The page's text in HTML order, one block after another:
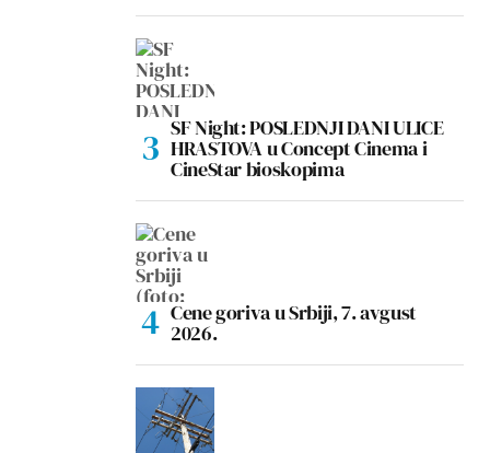
SF Night: POSLEDNJI DANI ULICE
HRASTOVA u Concept Cinema i
CineStar bioskopima
Cene goriva u Srbiji, 7. avgust
2026.